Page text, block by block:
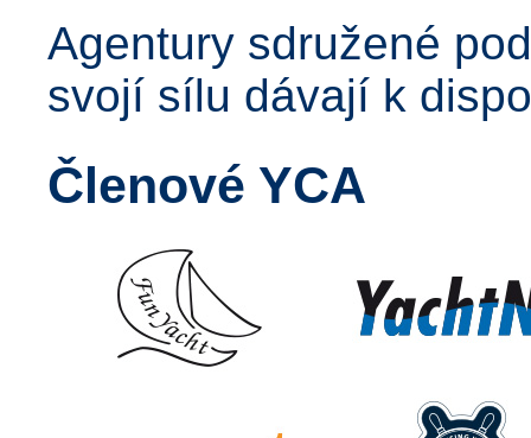
Agentury sdružené
svojí sílu dávají k
Členové YCA